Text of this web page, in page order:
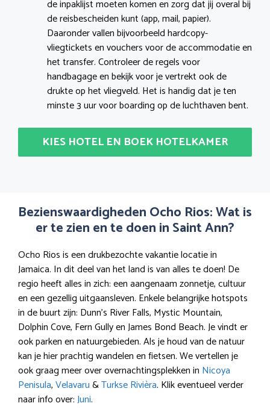
de inpaklijst moeten komen en zorg dat jij overal bij
de reisbescheiden kunt (app, mail, papier).
Daaronder vallen bijvoorbeeld hardcopy-
vliegtickets en vouchers voor de accommodatie en
het transfer. Controleer de regels voor
handbagage en bekijk voor je vertrekt ook de
drukte op het vliegveld. Het is handig dat je ten
minste 3 uur voor boarding op de luchthaven bent.
KIES HOTEL EN BOEK HOTELKAMER
Bezienswaardigheden Ocho Rios: Wat is
er te zien en te doen in Saint Ann?
Ocho Rios is een drukbezochte vakantie locatie in
Jamaica. In dit deel van het land is van alles te doen! De
regio heeft alles in zich: een aangenaam zonnetje, cultuur
en een gezellig uitgaansleven. Enkele belangrijke hotspots
in de buurt zijn: Dunn’s River Falls, Mystic Mountain,
Dolphin Cove, Fern Gully en James Bond Beach. Je vindt er
ook parken en natuurgebieden. Als je houd van de natuur
kan je hier prachtig wandelen en fietsen. We vertellen je
ook graag meer over overnachtingsplekken in Nicoya
Penisula,Velavaru&Turkse Rivièra. Klik eventueel verder
naar info over:Juni.